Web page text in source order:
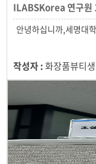
ILABSKorea 연구원
작성자 :화장품뷰티